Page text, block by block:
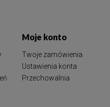
Moje konto
Twoje zamówienia
Ustawienia konta
Przechowalnia